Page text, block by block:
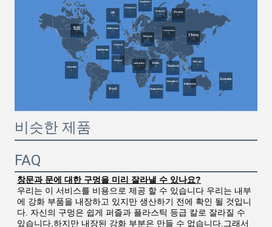
비슷한 제품
FAQ
창문과 문에 대한 구멍을 미리 잘라낼 수 있나요?
우리는 이 서비스를 비용으로 제공 할 수 있습니다 우리는 내부
에 강화 부품을 내장하고 있지만 생산하기 전에 확인 될 것입니
다. 자신의 구멍은 쉽게 퍼즐과 플라스틱 등급 칼로 잘라질 수
있습니다,하지만 내장된 강화 부분은 만들 수 없습니다.그래서